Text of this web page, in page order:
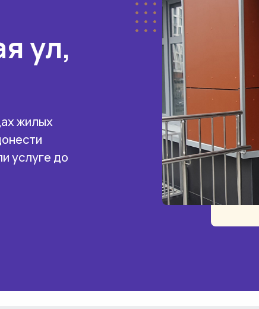
ул,
жилых
услуге до